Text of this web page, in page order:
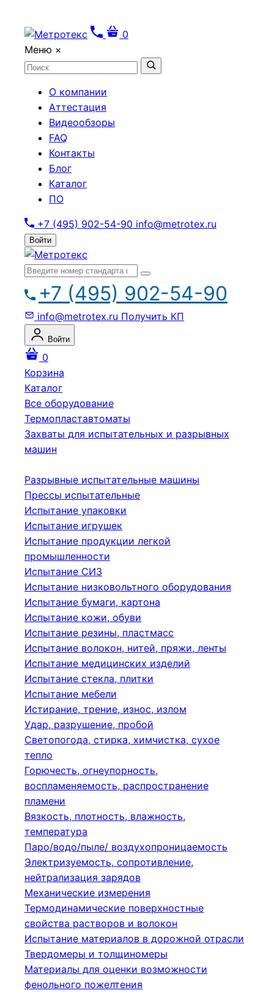
0
Меню ×
О компании
Аттестация
Видеообзоры
FAQ
Контакты
Блог
Каталог
ПО
+7 (495) 902-54-90 info@metrotex.ru
Войти
+7 (495) 902-54-90
info@metrotex.ru Получить КП
Войти
0
Корзина
Каталог
Все оборудование
Термопластавтоматы
Захваты для испытательных и разрывных
машин
Разрывные испытательные машины
Прессы испытательные
Испытание упаковки
Испытание игрушек
Испытание продукции легкой
промышленности
Испытание СИЗ
Испытание низковольтного оборудования
Испытание бумаги, картона
Испытание кожи, обуви
Испытание резины, пластмасс
Испытание волокон, нитей, пряжи, ленты
Испытание медицинских изделий
Испытание стекла, плитки
Испытание мебели
Истирание, трение, износ, излом
Удар, разрушение, пробой
Светопогода, стирка, химчистка, сухое
тепло
Горючесть, огнеупорность,
воспламеняемость, распространение
пламени
Вязкость, плотность, влажность,
температура
Паро/водо/пыле/ воздухопроницаемость
Электризуемость, сопротивление,
нейтрализация зарядов
Механические измерения
Термодинамические поверхностные
свойства растворов и волокон
Испытание материалов в дорожной отрасли
Твердомеры и толщиномеры
Материалы для оценки возможности
фенольного пожелтения